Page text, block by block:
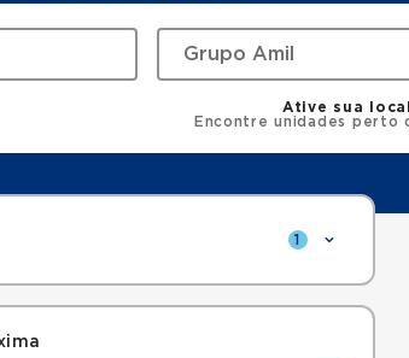
Ative sua
Encontre unidades perto
1